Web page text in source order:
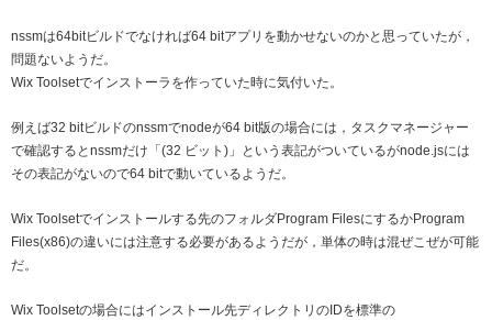
nssmは64bitビルドでなければ64 bitアプリを動かせないのかと思っていたが，
問題ないようだ。
Wix Toolsetでインストーラを作っていた時に気付いた。
例えば32 bitビルドのnssmでnodeが64 bit版の場合には，タスクマネージャー
で確認するとnssmだけ「(32 ビット)」という表記がついているがnode.jsには
その表記がないので64 bitで動いているようだ。
Wix Toolsetでインストールする先のフォルダProgram FilesにするかProgram
Files(x86)の違いには注意する必要があるようだが，単体の時は混ぜこぜが可能
だ。
Wix Toolsetの場合にはインストール先ディレクトリのIDを標準の